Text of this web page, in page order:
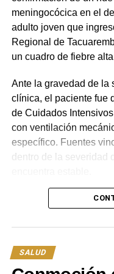
meningocócica en el
adulto joven que
Regional de
un cuadro de fiebre
Ante la gravedad de la
clínica, el paciente fue
de Cuidados
con ventilación
específico. Fuentes
dentro de la severidad
En paralelo a la
correspondiente.
profiláctica a todos los
del afectado para
SALUD